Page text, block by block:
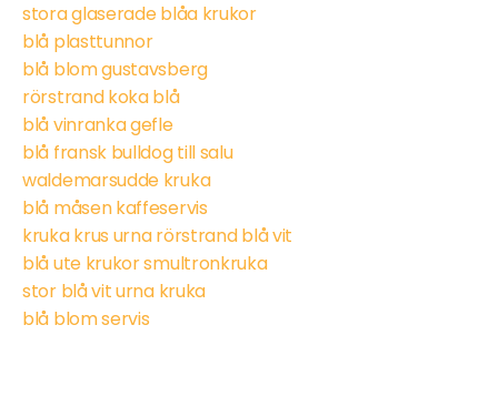
stora glaserade blåa krukor
blå plasttunnor
blå blom gustavsberg
rörstrand koka blå
blå vinranka gefle
blå fransk bulldog till salu
waldemarsudde kruka
blå måsen kaffeservis
kruka krus urna rörstrand blå vit
blå ute krukor smultronkruka
stor blå vit urna kruka
blå blom servis